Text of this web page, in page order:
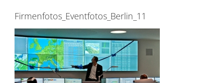
Firmenfotos_Eventfotos_Berlin_11